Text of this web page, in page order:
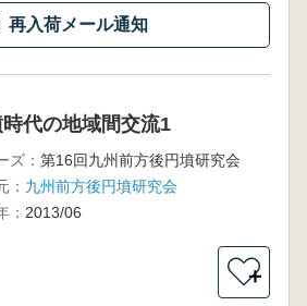
再入荷メール通知
代の地域間交流1
ズ： 第16回九州前方後円墳研究会
： 九州前方後円墳研究会
： 2013/06
＋